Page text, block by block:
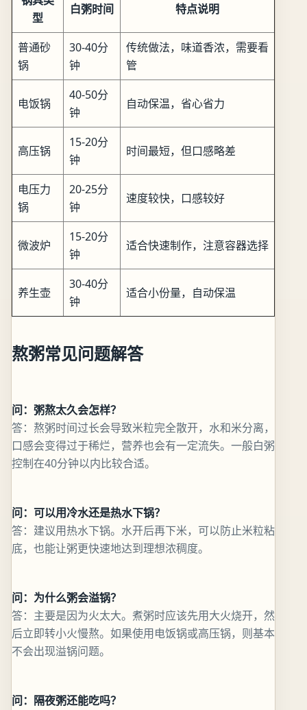
型
白粥时间 特点说明
普通砂
锅
30-40分
钟
传统做法，味道香浓，需要看
管
电饭锅
40-50分
钟
自动保温，省心省力
高压锅
15-20分
钟
时间最短，但口感略差
电压力
锅
20-25分
钟
速度较快，口感较好
微波炉
15-20分
钟
适合快速制作，注意容器选择
养生壶
30-40分
钟
适合小份量，自动保温
熬粥常见问题解答
问：粥熬太久会怎样？
答：熬粥时间过长会导致米粒完全散开，水和米分离，
口感会变得过于稀烂，营养也会有一定流失。一般白粥
控制在40分钟以内比较合适。
问：可以用冷水还是热水下锅？
答：建议用热水下锅。水开后再下米，可以防止米粒粘
底，也能让粥更快速地达到理想浓稠度。
问：为什么粥会溢锅？
答：主要是因为火太大。煮粥时应该先用大火烧开，然
后立即转小火慢熬。如果使用电饭锅或高压锅，则基本
不会出现溢锅问题。
问：隔夜粥还能吃吗？